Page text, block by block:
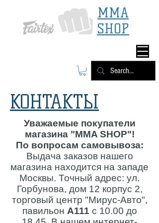
MMA
SHOP
КОНТАКТЫ
Уважаемые покупатели
магазина "MMA SHOP"!
По вопросам самовывоза:
Выдача заказов нашего
магазина находится на западе
Москвы. Точный адрес: ул.
Горбунова, дом 12 корпус 2,
торговый центр "Мирус-Авто",
павильон А111 с 10.00 до